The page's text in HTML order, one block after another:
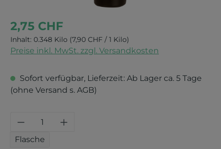
2,75 CHF
Inhalt: 0.348 Kilo (7,90 CHF / 1 Kilo)
Preise inkl. MwSt. zzgl. Versandkosten
Sofort verfügbar, Lieferzeit: Ab Lager ca. 5 Tage
(ohne Versand s. AGB)
Produkt Anzahl: Gib den
Flasche